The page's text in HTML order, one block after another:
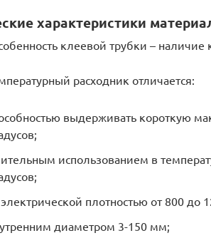
характеристики
клеевой трубки – наличие
расходник отличается:
выдерживать короткую
использованием в
плотностью от 800 до
диаметром 3-150 мм;